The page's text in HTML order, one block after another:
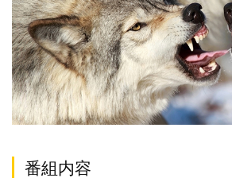
番組内容